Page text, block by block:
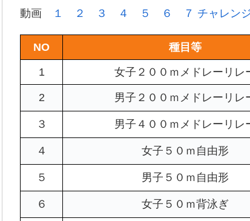
動画 １ ２ ３ ４ ５ ６ ７ チャレン
NO 種目等
1 女子２００ｍメドレーリレ
2 男子２００ｍメドレーリレ
３ 男子４００ｍメドレーリレ
４ 女子５０ｍ自由形
５
男子５０ｍ自由形
６ 女子５０ｍ背泳ぎ